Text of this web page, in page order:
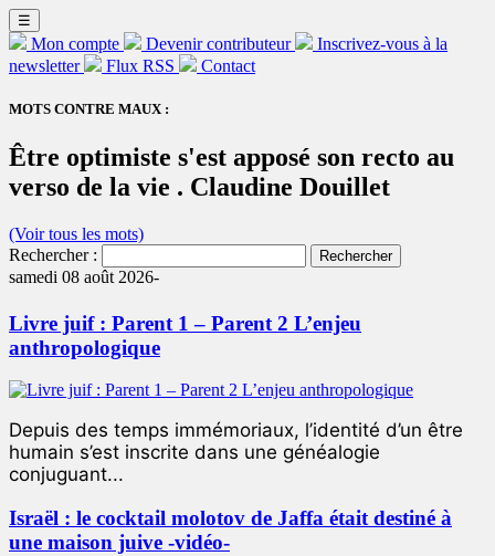
☰
Mon compte Devenir contributeur
Inscrivez-vous à la
newsletter
Flux RSS Contact
MOTS CONTRE MAUX :
Être optimiste s'est apposé son recto au
verso de la vie . Claudine Douillet
(Voir tous les mots)
Rechercher :
samedi 08 août 2026-
Livre juif : Parent 1 – Parent 2 L’enjeu
anthropologique
Depuis des temps immémoriaux, l’identité d’un être
humain s’est inscrite dans une généalogie
conjuguant...
Israël : le cocktail molotov de Jaffa était destiné à
une maison juive -vidéo-